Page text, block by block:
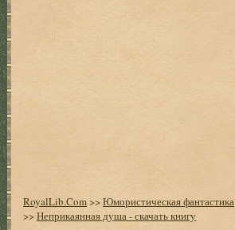
RoyalLib.Com>>Юмористическая фантастика
>>Неприкаянная душа - скачать книгу